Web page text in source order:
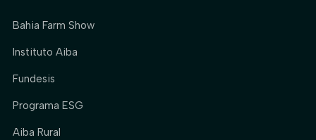
Bahia Farm Show
Instituto Aiba
Fundesis
Programa ESG
Aiba Rural